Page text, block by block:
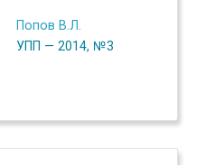
Попов В.Л.
УПП — 2014, №3